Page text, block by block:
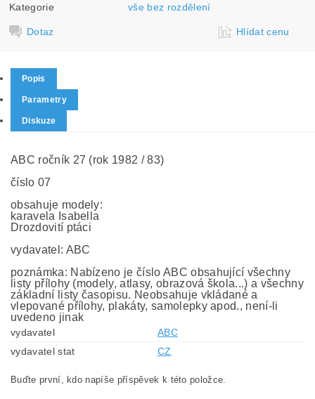
Kategorie vše bez rozdělení
Dotaz Hlídat cenu
Popis
Parametry
Diskuze
ABC ročník 27 (rok 1982 / 83)
číslo 07
obsahuje modely:
karavela Isabella
Drozdovití ptáci
vydavatel: ABC
poznámka: Nabízeno je číslo ABC obsahující všechny
listy přílohy (modely, atlasy, obrazová škola...) a všechny
základní listy časopisu. Neobsahuje vkládané a
vlepované přílohy, plakáty, samolepky apod., není-li
uvedeno jinak
vydavatel
ABC
vydavatel stat
CZ
Buďte první, kdo napíše příspěvek k této položce.